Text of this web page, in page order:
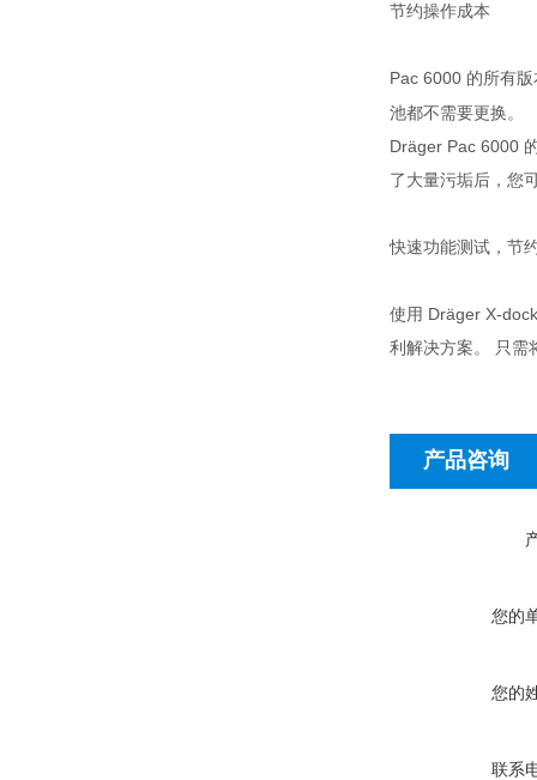
节约操作成本
​Pac 6000 的所有
池都不需要更换。
Dräger Pac 6000
了大量污垢后，您
快速功能测试，节
使用 Dräger X-
利解决方案。 只需
产品咨询
您的
您的
联系